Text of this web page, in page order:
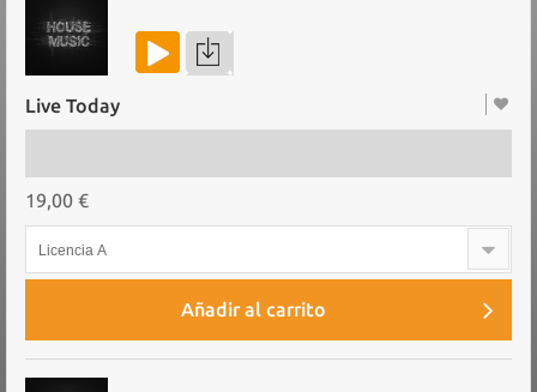
Live Today
19,00 €
Licencia A
Añadir al carrito